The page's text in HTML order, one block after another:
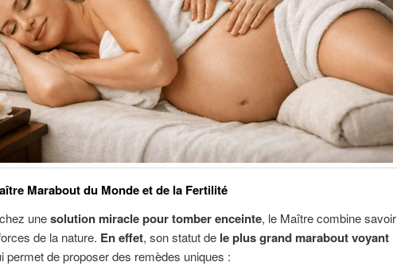
Marabout du Monde et de la Fertilité
unesolution miracle pour tomber enceinte, le Maître combine savoir
de la nature. En effet, son statut de le plus grand marabout voyant
permet de proposer des remèdes uniques :